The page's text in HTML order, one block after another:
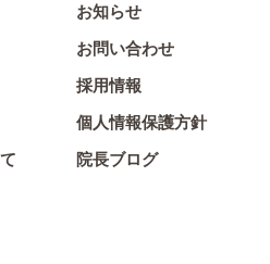
お知らせ
お問い合わせ
採用情報
個人情報保護方針
院長ブログ